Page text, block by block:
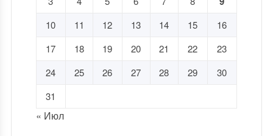
10 11 12 13 14 15
16
17
18 19 20 21 22
23
24
25 26 27 28 29
30
31
« Июл